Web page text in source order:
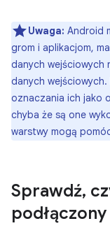
Uwaga: Android
grom i aplikacjom,
danych
danych
oznaczania ich jako
chyba że są one
warstwy mogą
Sprawdź,
podłączony